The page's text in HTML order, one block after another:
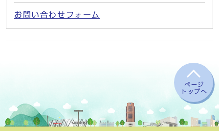
お問い合わせフォーム
ページ
トップへ